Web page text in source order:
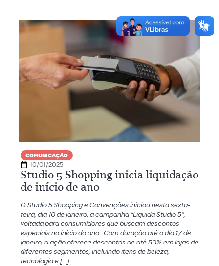
COMUNICAÇÃO
10/01/2025
Studio 5 Shopping inicia liquidação
de início de ano
O Studio 5 Shopping e Convenções iniciou nesta sexta-
feira, dia 10 de janeiro, a campanha “Liquida Studio 5”,
voltada para consumidores que buscam descontos
especiais no início do ano. Com duração até o dia 17 de
janeiro, a ação oferece descontos de até 50% em lojas de
diferentes segmentos, incluindo itens de beleza,
tecnologia e […]